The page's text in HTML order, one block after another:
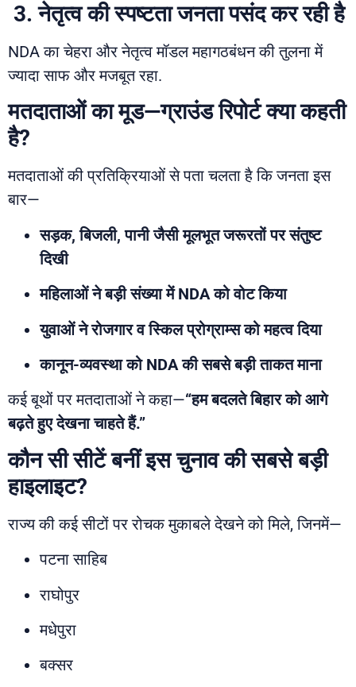
3. नेतृत्व की स्पष्टता जनता पसंद कर रही है
NDA का चेहरा और नेतृत्व मॉडल महागठबंधन की तुलना में
ज्यादा साफ और मजबूत रहा.
मतदाताओं का मूड—ग्राउंड रिपोर्ट क्या कहती
है?
मतदाताओं की प्रतिक्रियाओं से पता चलता है कि जनता इस
बार—
सड़क, बिजली, पानी जैसी मूलभूत जरूरतों पर संतुष्ट
दिखी
महिलाओं ने बड़ी संख्या में NDA को वोट किया
युवाओं ने रोजगार व स्किल प्रोग्राम्स को महत्व दिया
कानून-व्यवस्था को NDA की सबसे बड़ी ताकत माना
कई बूथों पर मतदाताओं ने कहा—“हम बदलते बिहार को आगे
बढ़ते हुए देखना चाहते हैं.”
कौन सी सीटें बनीं इस चुनाव की सबसे बड़ी
हाइलाइट?
राज्य की कई सीटों पर रोचक मुकाबले देखने को मिले, जिनमें—
पटना साहिब
राघोपुर
मधेपुरा
बक्सर